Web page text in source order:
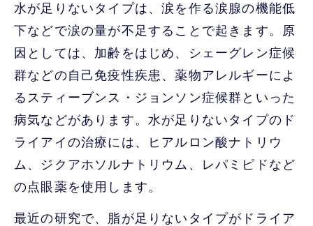
水が足りないタイプは、涙を作る涙腺の機能低
下などで涙の量が不足することで起きます。原
因としては、加齢をはじめ、シェーグレン症候
群などの自己免疫性疾患、薬物アレルギーによ
るスティーブンス・ジョンソン症候群といった
病気などがあります。水が足りないタイプのド
ライアイの治療には、ヒアルロン酸ナトリウ
ム、ジクアホソルナトリウム、レパミピドなど
の点眼薬を使用します。
最近の研究で、脂が足りないタイプがドライア